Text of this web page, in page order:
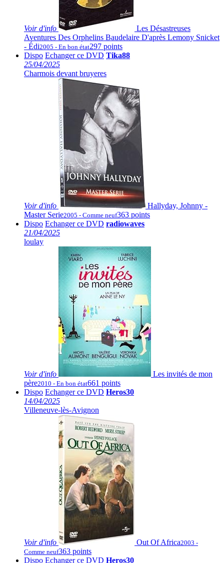
Voir d'info
Les Désastreuses
Aventures Des Orphelins Baudelaire D'après Lemony Snicket
- Édi2005 - En bon état297 points
Dispo Echanger ce DVD Tika88
25/04/2025
Charmois devant bruyeres
Voir d'info
Hallyday, Johnny -
Master Serie2005 - Comme neuf363 points
Dispo Echanger ce DVD radiowaves
21/04/2025
loulay
Voir d'info
Les invités de mon
père2010 - En bon état661 points
Dispo Echanger ce DVD Heros30
14/04/2025
Villeneuve-lès-Avignon
Voir d'info Out Of Africa2003 -
Comme neuf363 points
Dispo Echanger ce DVD Heros30